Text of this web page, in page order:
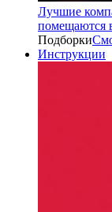
Лучшие
помещаются
Подборки
Инструкции